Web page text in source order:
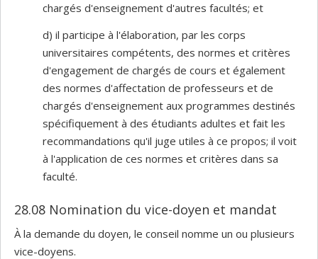
chargés d'enseignement d'autres facultés; et
d) il participe à l'élaboration, par les corps
universitaires compétents, des normes et critères
d'engagement de chargés de cours et également
des normes d'affectation de professeurs et de
chargés d'enseignement aux programmes destinés
spécifiquement à des étudiants adultes et fait les
recommandations qu'il juge utiles à ce propos; il voit
à l'application de ces normes et critères dans sa
faculté.
28.08 Nomination du vice-doyen et mandat
À la demande du doyen, le conseil nomme un ou plusieurs
vice-doyens.